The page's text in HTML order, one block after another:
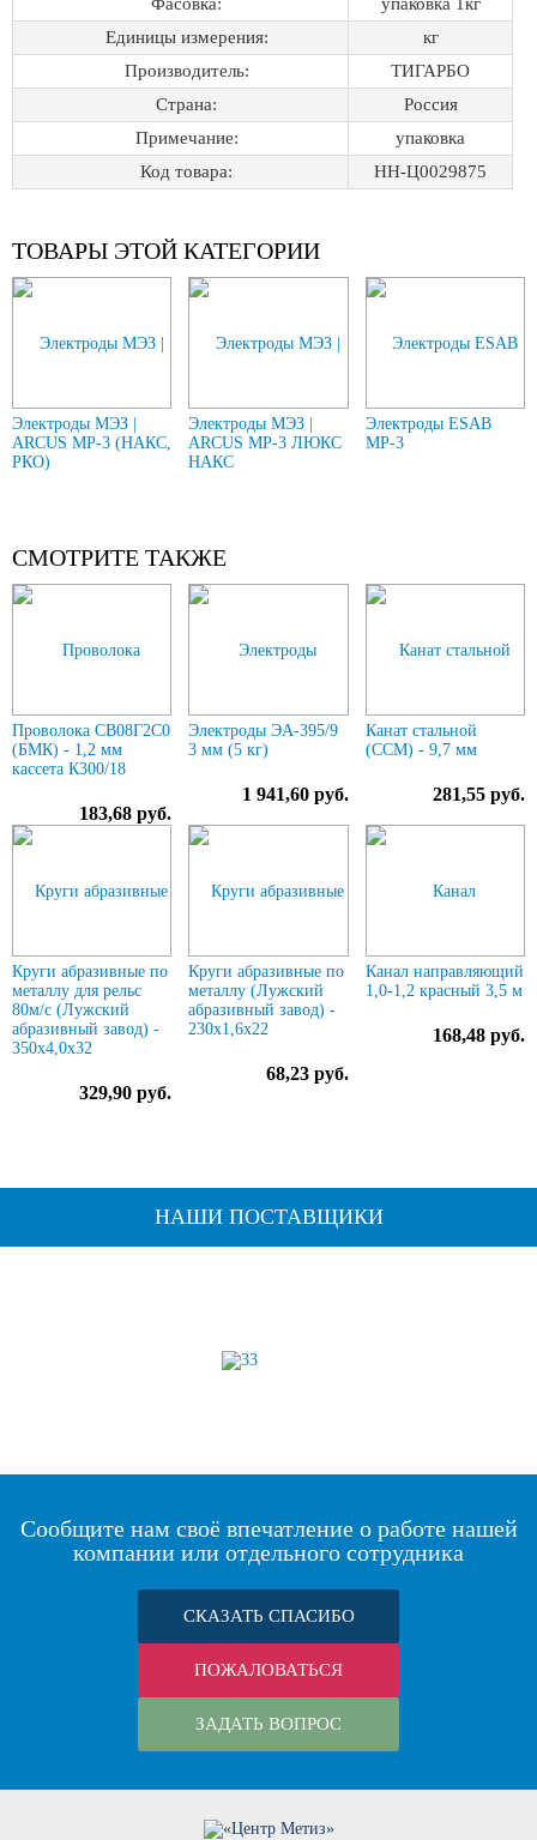
Единицы измерения:
кг
Производитель:
ТИГАРБО
Страна:
Россия
Примечание:
упаковка
Код товара:
НН-Ц0029875
ТОВАРЫ ЭТОЙ КАТЕГОРИИ
Электроды МЭЗ |
ARCUS МР-3 (НАКС,
РКО)
Электроды МЭЗ |
ARCUS МР-3 ЛЮКС
НАКС
Электроды ESAB
МР-3
СМОТРИТЕ ТАКЖЕ
Проволока СВ08Г2С0
(БМК) - 1,2 мм
кассета К300/18
183,68 руб.
Электроды ЭА-395/9
3 мм (5 кг)
1 941,60 руб.
Канат стальной
(ССМ) - 9,7 мм
281,55 руб.
Круги абразивные по
металлу для рельс
80м/с (Лужский
абразивный завод) -
350х4,0х32
329,90 руб.
Круги абразивные по
металлу (Лужский
абразивный завод) -
230х1,6х22
68,23 руб.
Канал направляющий
1,0-1,2 красный 3,5 м
168,48 руб.
НАШИ ПОСТАВЩИКИ
Сообщите нам своё впечатление о работе нашей
компании или отдельного сотрудника
СКАЗАТЬ СПАСИБО
ПОЖАЛОВАТЬСЯ
ЗАДАТЬ ВОПРОС